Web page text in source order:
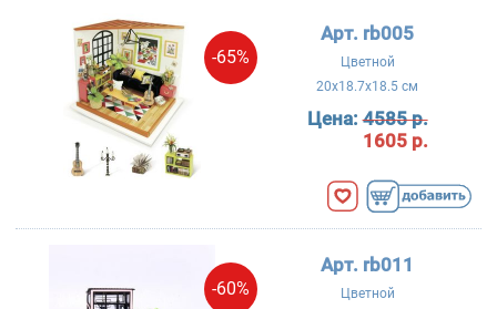
-65%
Арт. rb005
Цветной
20x18.7x18.5 см
Цена:4585 р.
1605 р.
-60%
Арт. rb011
Цветной